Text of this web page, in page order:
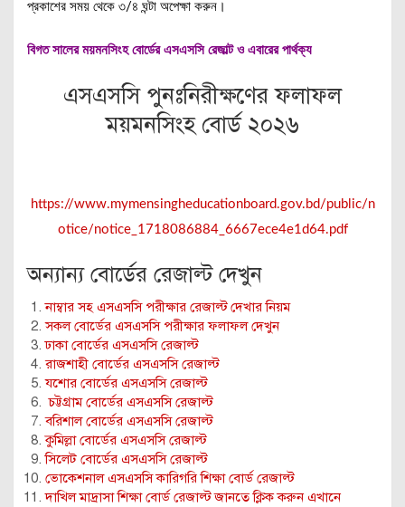
প্রকাশের সময় থেকে ৩/৪ ঘন্টা অপেক্ষা করুন।
বিগত সালের ময়মনসিংহ বোর্ডের এসএসসি রেজাল্ট ও এবারের পার্থক্য
এসএসসি পুনঃনিরীক্ষণের ফলাফল
ময়মনসিংহ বোর্ড ২০২৬
https://www.mymensingheducationboard.gov.bd/public/n
otice/notice_1718086884_6667ece4e1d64.pdf
অন্যান্য বোর্ডের রেজাল্ট দেখুন
নাম্বার সহ এসএসসি পরীক্ষার রেজাল্ট দেখার নিয়ম
সকল বোর্ডের এসএসসি পরীক্ষার ফলাফল দেখুন
ঢাকা বোর্ডের এসএসসি রেজাল্ট
রাজশাহী বোর্ডের এসএসসি রেজাল্ট
যশোর বোর্ডের এসএসসি রেজাল্ট
চট্টগ্রাম বোর্ডের এসএসসি রেজাল্ট
বরিশাল বোর্ডের এসএসসি রেজাল্ট
কুমিল্লা বোর্ডের এসএসসি রেজাল্ট
সিলেট বোর্ডের এসএসসি রেজাল্ট
ভোকেশনাল এসএসসি কারিগরি শিক্ষা বোর্ড রেজাল্ট
দাখিল মাদ্রাসা শিক্ষা বোর্ড রেজাল্ট জানতে ক্লিক করুন এখানে